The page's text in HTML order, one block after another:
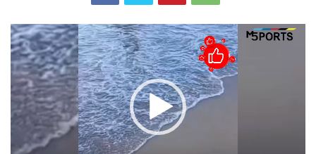
Tocador
de
vídeo